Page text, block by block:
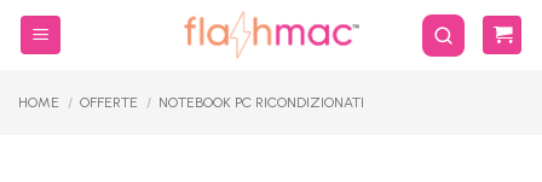
Salta
HOME / OFFERTE / NOTEBOOK PC RICONDIZIONATI